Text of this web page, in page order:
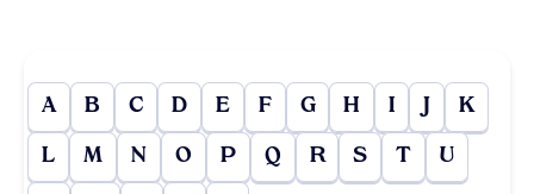
A B C D E F G H I J K
L M N O P Q R S T U